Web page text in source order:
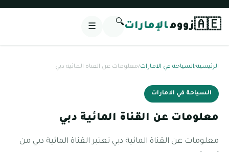
🇦🇪زوومالإمارات🔍
☰
الرئيسية/السياحة في الامارات/معلومات عن القناة المائية دبي
السياحة في الامارات
معلومات عن القناة المائية دبي
معلومات عن القناة المائية دبي تعتبر القناة المائية دبي من